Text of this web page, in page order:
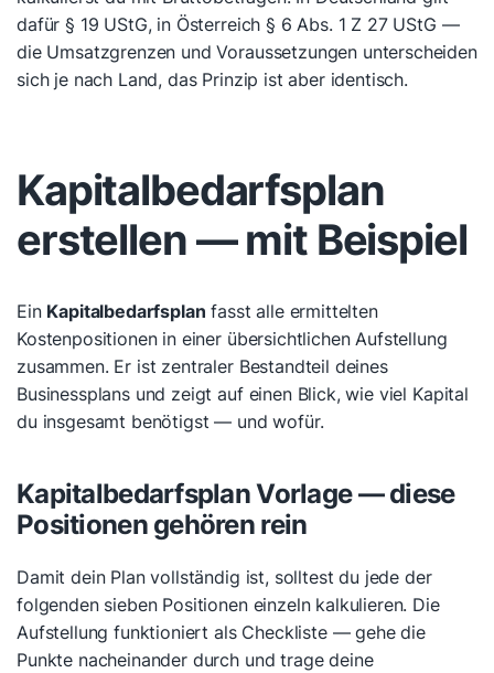
dafür § 19 UStG, in Österreich § 6 Abs. 1 Z 27 UStG —
die Umsatzgrenzen und Voraussetzungen unterscheiden
sich je nach Land, das Prinzip ist aber identisch.
Kapitalbedarfsplan
erstellen — mit Beispiel
Ein Kapitalbedarfsplan fasst alle ermittelten
Kostenpositionen in einer übersichtlichen Aufstellung
zusammen. Er ist zentraler Bestandteil deines
Businessplans und zeigt auf einen Blick, wie viel Kapital
du insgesamt benötigst — und wofür.
Kapitalbedarfsplan Vorlage — diese
Positionen gehören rein
Damit dein Plan vollständig ist, solltest du jede der
folgenden sieben Positionen einzeln kalkulieren. Die
Aufstellung funktioniert als Checkliste — gehe die
Punkte nacheinander durch und trage deine